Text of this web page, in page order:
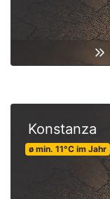
Konstanza
ø min. 11°C im Jahr